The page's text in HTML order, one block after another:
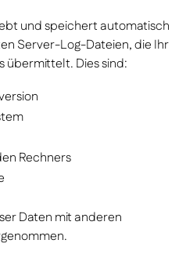
und speichert automatisch
Server-Log-Dateien, die Ihr
übermittelt. Dies sind:
Rechners
Daten mit anderen